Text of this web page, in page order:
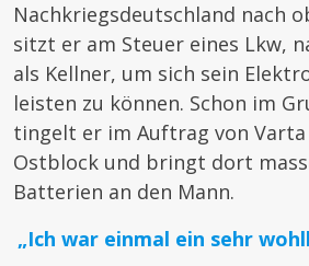
Nachkriegsdeutschland nach
sitzt er am Steuer eines Lkw,
als Kellner, um sich sein
leisten zu können. Schon im
tingelt er im Auftrag von
Ostblock und bringt dort
Batterien an den Mann.
„Ich war einmal ein sehr